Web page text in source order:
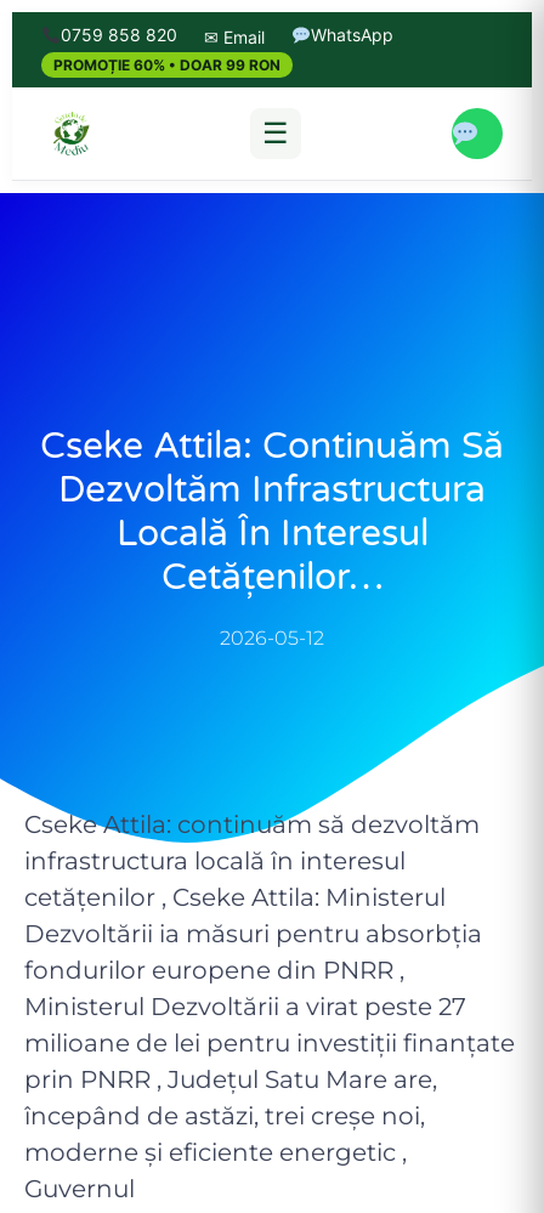
0759 858 820 ✉ Email WhatsApp
PROMOȚIE 60% • DOAR 99 RON
☰
Cseke Attila: Continuăm Să
Dezvoltăm Infrastructura
Locală În Interesul
Cetățenilor…
2026-05-12
Cseke Attila: continuăm să dezvoltăm
infrastructura locală în interesul
cetățenilor , Cseke Attila: Ministerul
Dezvoltării ia măsuri pentru absorbția
fondurilor europene din PNRR ,
Ministerul Dezvoltării a virat peste 27
milioane de lei pentru investiții finanțate
prin PNRR , Județul Satu Mare are,
începând de astăzi, trei creșe noi,
moderne și eficiente energetic ,
Guvernul